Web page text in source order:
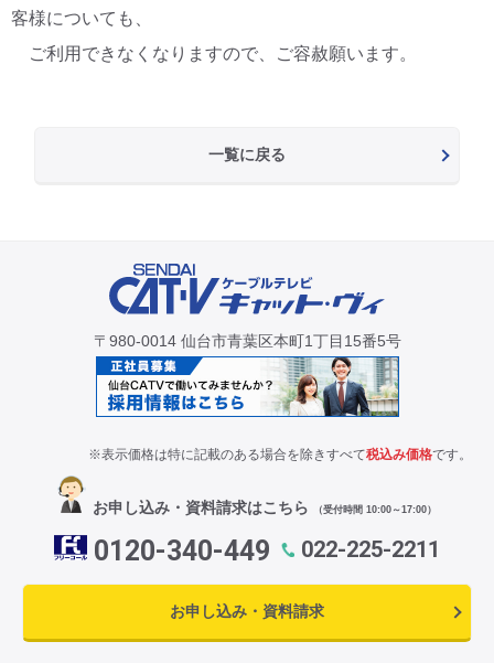
客様についても、
ご利用できなくなりますので、ご容赦願います。
一覧に戻る
〒980-0014 仙台市青葉区本町1丁目15番5号
※表示価格は特に記載のある場合を除きすべて税込み価格です。
お申し込み・資料請求はこちら （受付時間 10:00～17:00）
0120-340-449 022-225-2211
お申し込み・資料請求